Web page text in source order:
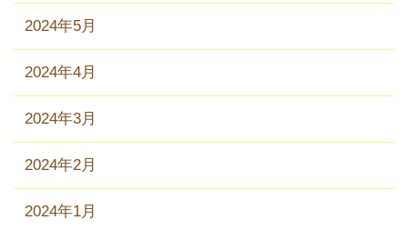
2024年5月
2024年4月
2024年3月
2024年2月
2024年1月